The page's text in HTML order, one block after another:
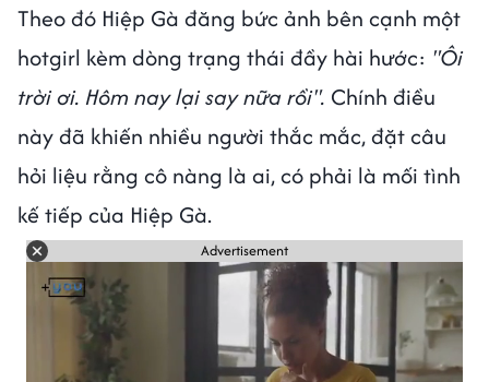
Theo đó Hiệp Gà đăng bức ảnh bên cạnh một
hotgirl kèm dòng trạng thái đầy hài hước: "Ôi
trời ơi. Hôm nay lại say nữa rồi". Chính điều
này đã khiến nhiều người thắc mắc, đặt câu
hỏi liệu rằng cô nàng là ai, có phải là mối tình
kế tiếp của Hiệp Gà.
Advertisement